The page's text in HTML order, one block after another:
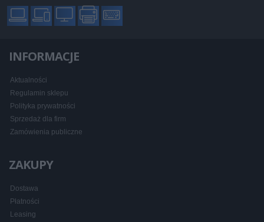
INFORMACJE
Aktualności
Regulamin sklepu
Polityka prywatności
Sprzedaż dla firm
Zamówienia publiczne
ZAKUPY
Dostawa
Płatności
Leasing